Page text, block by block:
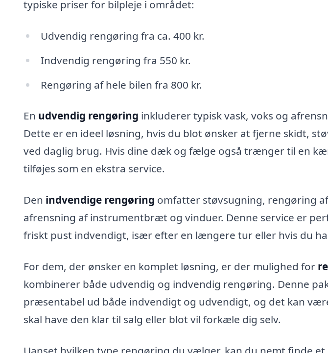
typiske priser for bilpleje i området:
Udvendig rengøring fra ca. 400 kr.
Indvendig rengøring fra 550 kr.
Rengøring af hele bilen fra 800 kr.
En udvendig rengøring inkluderer typisk vask, voks og
Dette er en ideel løsning, hvis du blot ønsker at fjerne skidt,
ved daglig brug. Hvis dine dæk og fælge også trænger til en
tilføjes som en ekstra service.
Den indvendige rengøring omfatter støvsugning, rengøring
afrensning af instrumentbræt og vinduer. Denne service er
friskt pust indvendigt, især efter en længere tur eller hvis du
For dem, der ønsker en komplet løsning, er der mulighed for
kombinerer både udvendig og indvendig rengøring. Denne
præsentabel ud både indvendigt og udvendigt, og det kan
skal have den klar til salg eller blot vil forkæle dig selv.